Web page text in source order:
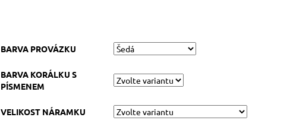
BARVA PROVÁZKU
BARVA KORÁLKU S
PÍSMENEM
VELIKOST NÁRAMKU